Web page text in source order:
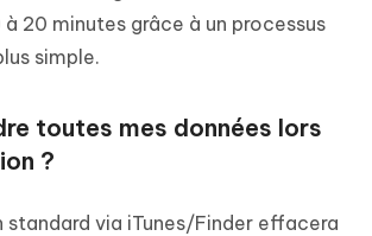
à 20 minutes grâce à un processus
simple.
toutes mes données lors
?
standard via iTunes/Finder effacera